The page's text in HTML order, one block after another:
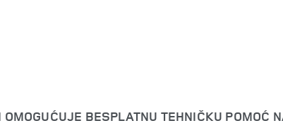
BESPLATNU TEHNIČKU POMOĆ